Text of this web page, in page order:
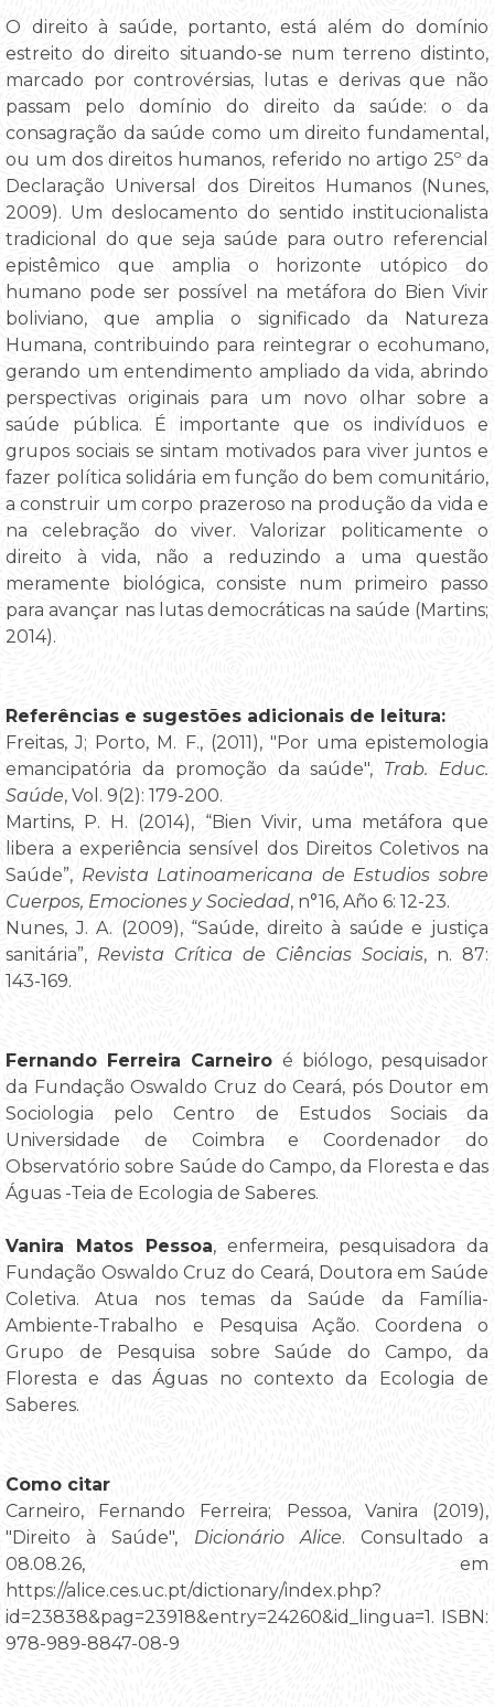
O direito à saúde, portanto, está além do domínio
estreito do direito situando-se num terreno distinto,
marcado por controvérsias, lutas e derivas que não
passam pelo domínio do direito da saúde: o da
consagração da saúde como um direito fundamental,
ou um dos direitos humanos, referido no artigo 25º da
Declaração Universal dos Direitos Humanos (Nunes,
2009). Um deslocamento do sentido institucionalista
tradicional do que seja saúde para outro referencial
epistêmico que amplia o horizonte utópico do
humano pode ser possível na metáfora do Bien Vivir
boliviano, que amplia o significado da Natureza
Humana, contribuindo para reintegrar o ecohumano,
gerando um entendimento ampliado da vida, abrindo
perspectivas originais para um novo olhar sobre a
saúde pública. É importante que os indivíduos e
grupos sociais se sintam motivados para viver juntos e
fazer política solidária em função do bem comunitário,
a construir um corpo prazeroso na produção da vida e
na celebração do viver. Valorizar politicamente o
direito à vida, não a reduzindo a uma questão
meramente biológica, consiste num primeiro passo
para avançar nas lutas democráticas na saúde (Martins;
2014).
Referências e sugestões adicionais de leitura:
Freitas, J; Porto, M. F., (2011), "Por uma epistemologia
emancipatória da promoção da saúde", Trab. Educ.
Saúde, Vol. 9(2): 179-200.
Martins, P. H. (2014), “Bien Vivir, uma metáfora que
libera a experiência sensível dos Direitos Coletivos na
Saúde”, Revista Latinoamericana de Estudios sobre
Cuerpos, Emociones y Sociedad, n°16, Año 6: 12-23.
Nunes, J. A. (2009), “Saúde, direito à saúde e justiça
sanitária”, Revista Crítica de Ciências Sociais, n. 87:
143-169.
Fernando Ferreira Carneiro é biólogo, pesquisador
da Fundação Oswaldo Cruz do Ceará, pós Doutor em
Sociologia pelo Centro de Estudos Sociais da
Universidade de Coimbra e Coordenador do
Observatório sobre Saúde do Campo, da Floresta e das
Águas -Teia de Ecologia de Saberes.
Vanira Matos Pessoa, enfermeira, pesquisadora da
Fundação Oswaldo Cruz do Ceará, Doutora em Saúde
Coletiva. Atua nos temas da Saúde da Família-
Ambiente-Trabalho e Pesquisa Ação. Coordena o
Grupo de Pesquisa sobre Saúde do Campo, da
Floresta e das Águas no contexto da Ecologia de
Saberes.
Como citar
Carneiro, Fernando Ferreira; Pessoa, Vanira (2019),
"Direito à Saúde", Dicionário Alice. Consultado a
08.08.26, em
https://alice.ces.uc.pt/dictionary/index.php?
id=23838&pag=23918&entry=24260&id_lingua=1. ISBN:
978-989-8847-08-9